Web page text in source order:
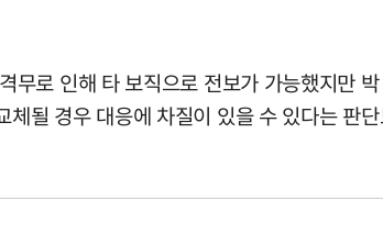
로 인해 타 보직으로 전보가 가능했지만
될 경우 대응에 차질이 있을 수 있다는 판